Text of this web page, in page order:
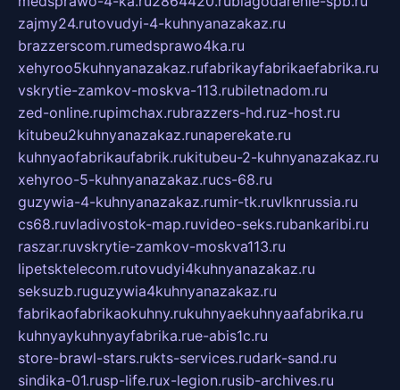
zajmy24.rutovudyi-4-kuhnyanazakaz.ru
brazzerscom.rumedsprawo4ka.ru
xehyroo5kuhnyanazakaz.rufabrikayfabrikaefabrika.ru
vskrytie-zamkov-moskva-113.rubiletnadom.ru
zed-online.rupimchax.rubrazzers-hd.ruz-host.ru
kitubeu2kuhnyanazakaz.runaperekate.ru
kuhnyaofabrikaufabrik.rukitubeu-2-kuhnyanazakaz.ru
xehyroo-5-kuhnyanazakaz.rucs-68.ru
guzywia-4-kuhnyanazakaz.rumir-tk.ruvlknrussia.ru
cs68.ruvladivostok-map.ruvideo-seks.rubankaribi.ru
raszar.ruvskrytie-zamkov-moskva113.ru
lipetsktelecom.rutovudyi4kuhnyanazakaz.ru
seksuzb.ruguzywia4kuhnyanazakaz.ru
fabrikaofabrikaokuhny.rukuhnyaekuhnyaafabrika.ru
kuhnyaykuhnyayfabrika.rue-abis1c.ru
store-brawl-stars.rukts-services.rudark-sand.ru
sindika-01.rusp-life.rux-legion.rusib-archives.ru